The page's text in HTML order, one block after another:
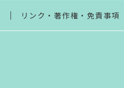
リンク・著作権・免責事項